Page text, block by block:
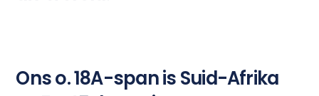
Ons o. 18A-span is Suid-Afrika